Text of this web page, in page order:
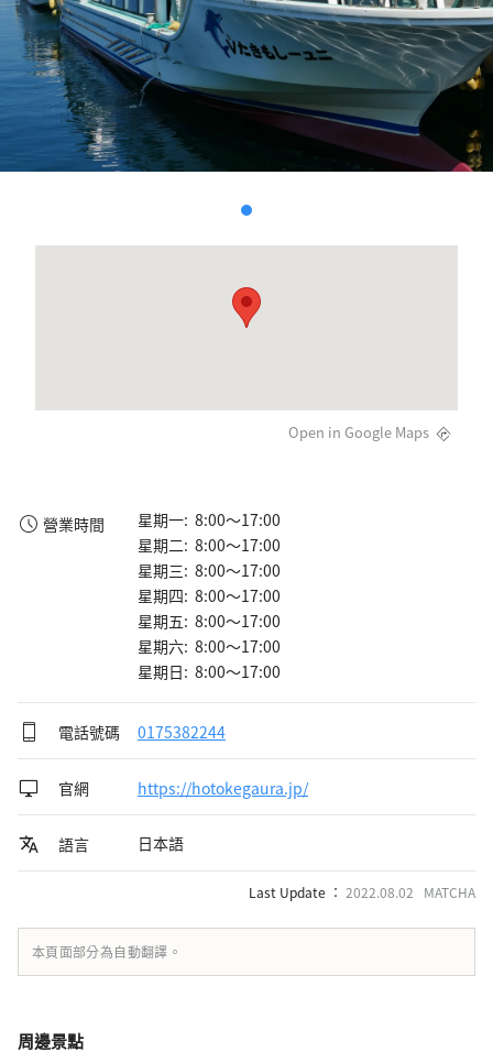
Open in Google Maps
營業時間
星期一: 8:00～17:00
星期二: 8:00～17:00
星期三: 8:00～17:00
星期四: 8:00～17:00
星期五: 8:00～17:00
星期六: 8:00～17:00
星期日: 8:00～17:00
電話號碼 0175382244
官網 https://hotokegaura.jp/
語言 日本語
Last Update ： 2022.08.02 MATCHA
本頁面部分為自動翻譯。
周邊景點